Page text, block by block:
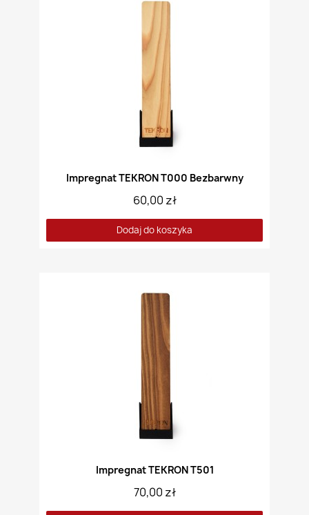
Impregnat TEKRON T000 Bezbarwny
60,00 zł
Dodaj do koszyka
Impregnat TEKRON T501
70,00 zł